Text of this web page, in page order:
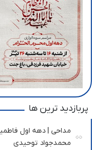
پربازدید ترین ها
مداحی | دهه اول
محمدجواد توحیدی